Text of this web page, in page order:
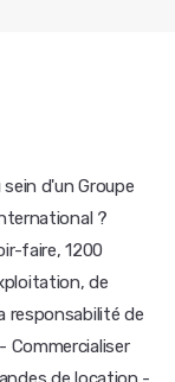
d'un Groupe
?
faire, 1200
de
responsabilité de
Commercialiser